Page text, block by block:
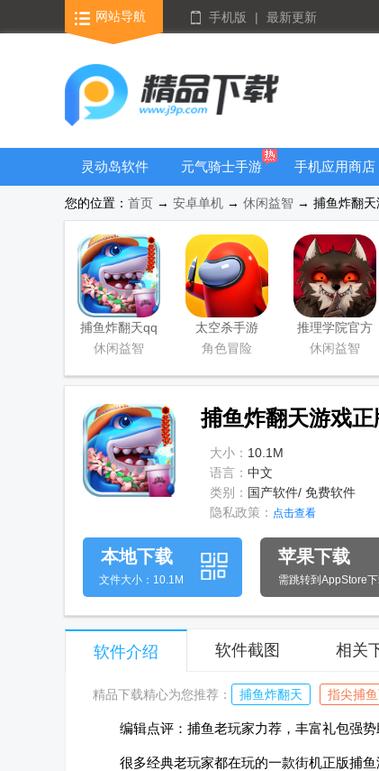
网站导航 手机版 | 最新更新
灵动岛软件
元气骑士手游
大全
手机应用商店
您的位置： 首页 → 安卓单机 → 休闲益智 → 捕鱼炸翻天
捕鱼炸翻天qq
登录版
休闲益智
太空杀手游
角色冒险
推理学院官方
版
休闲益智
捕鱼炸翻天游戏
大小： 10.1M
语言： 中文
类别： 国产软件/ 免费软件
隐私政策： 点击查看
本地下载
文件大小：10.1M
苹果下载
需跳转到AppStore
软件介绍 软件截图 相关
精品下载精心为您推荐： 捕鱼炸翻天 指尖捕
编辑点评：捕鱼老玩家力荐，丰富礼包强势
很多经典老玩家都在玩的一款街机正版捕